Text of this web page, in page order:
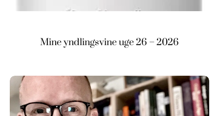
Mine yndlingsvine uge 26 – 2026